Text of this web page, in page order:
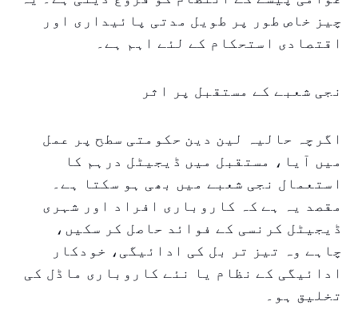
چیز خاص طور پر طویل مدتی پائیداری اور
اقتصادی استحکام کے لئے اہم ہے۔
نجی شعبے کے مستقبل پر اثر
اگرچہ حالیہ لین دین حکومتی سطح پر عمل
میں آیا، مستقبل میں ڈیجیٹل درہم کا
استعمال نجی شعبے میں بھی ہو سکتا ہے۔
مقصد یہ ہے کہ کاروباری افراد اور شہری
ڈیجیٹل کرنسی کے فوائد حاصل کر سکیں،
چاہے وہ تیز تر بل کی ادائیگی، خودکار
ادائیگی کے نظام یا نئے کاروباری ماڈل کی
تخلیق ہو۔